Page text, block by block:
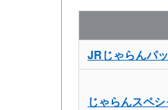
JRじゃらんパ
じゃらんスペ